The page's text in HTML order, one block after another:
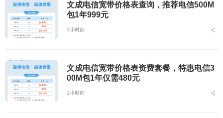
文成电信宽带价格表查询，推荐电信500M
包1年999元
1小时前
文成电信宽带价格表资费套餐，特惠电信3
00M包1年仅需480元
1小时前